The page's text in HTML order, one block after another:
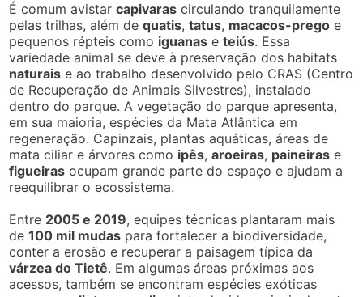
É comum avistarcapivaras circulando tranquilamente
pelas trilhas, além dequatis,tatus, macacos-prego e
pequenos répteis como iguanas eteiús. Essa
variedade animal se deve à preservação dos habitats
naturais e ao trabalho desenvolvido pelo CRAS (Centro
de Recuperação de Animais Silvestres), instalado
dentro do parque. A vegetação do parque apresenta,
em sua maioria, espécies da Mata Atlântica em
regeneração. Capinzais, plantas aquáticas, áreas de
mata ciliar e árvores como ipês,aroeiras, paineiras e
figueiras ocupam grande parte do espaço e ajudam a
reequilibrar o ecossistema.
Entre 2005 e 2019, equipes técnicas plantaram mais
de100 mil mudas para fortalecer a biodiversidade,
conter a erosão e recuperar a paisagem típica da
várzea do Tietê. Em algumas áreas próximas aos
acessos, também se encontram espécies exóticas